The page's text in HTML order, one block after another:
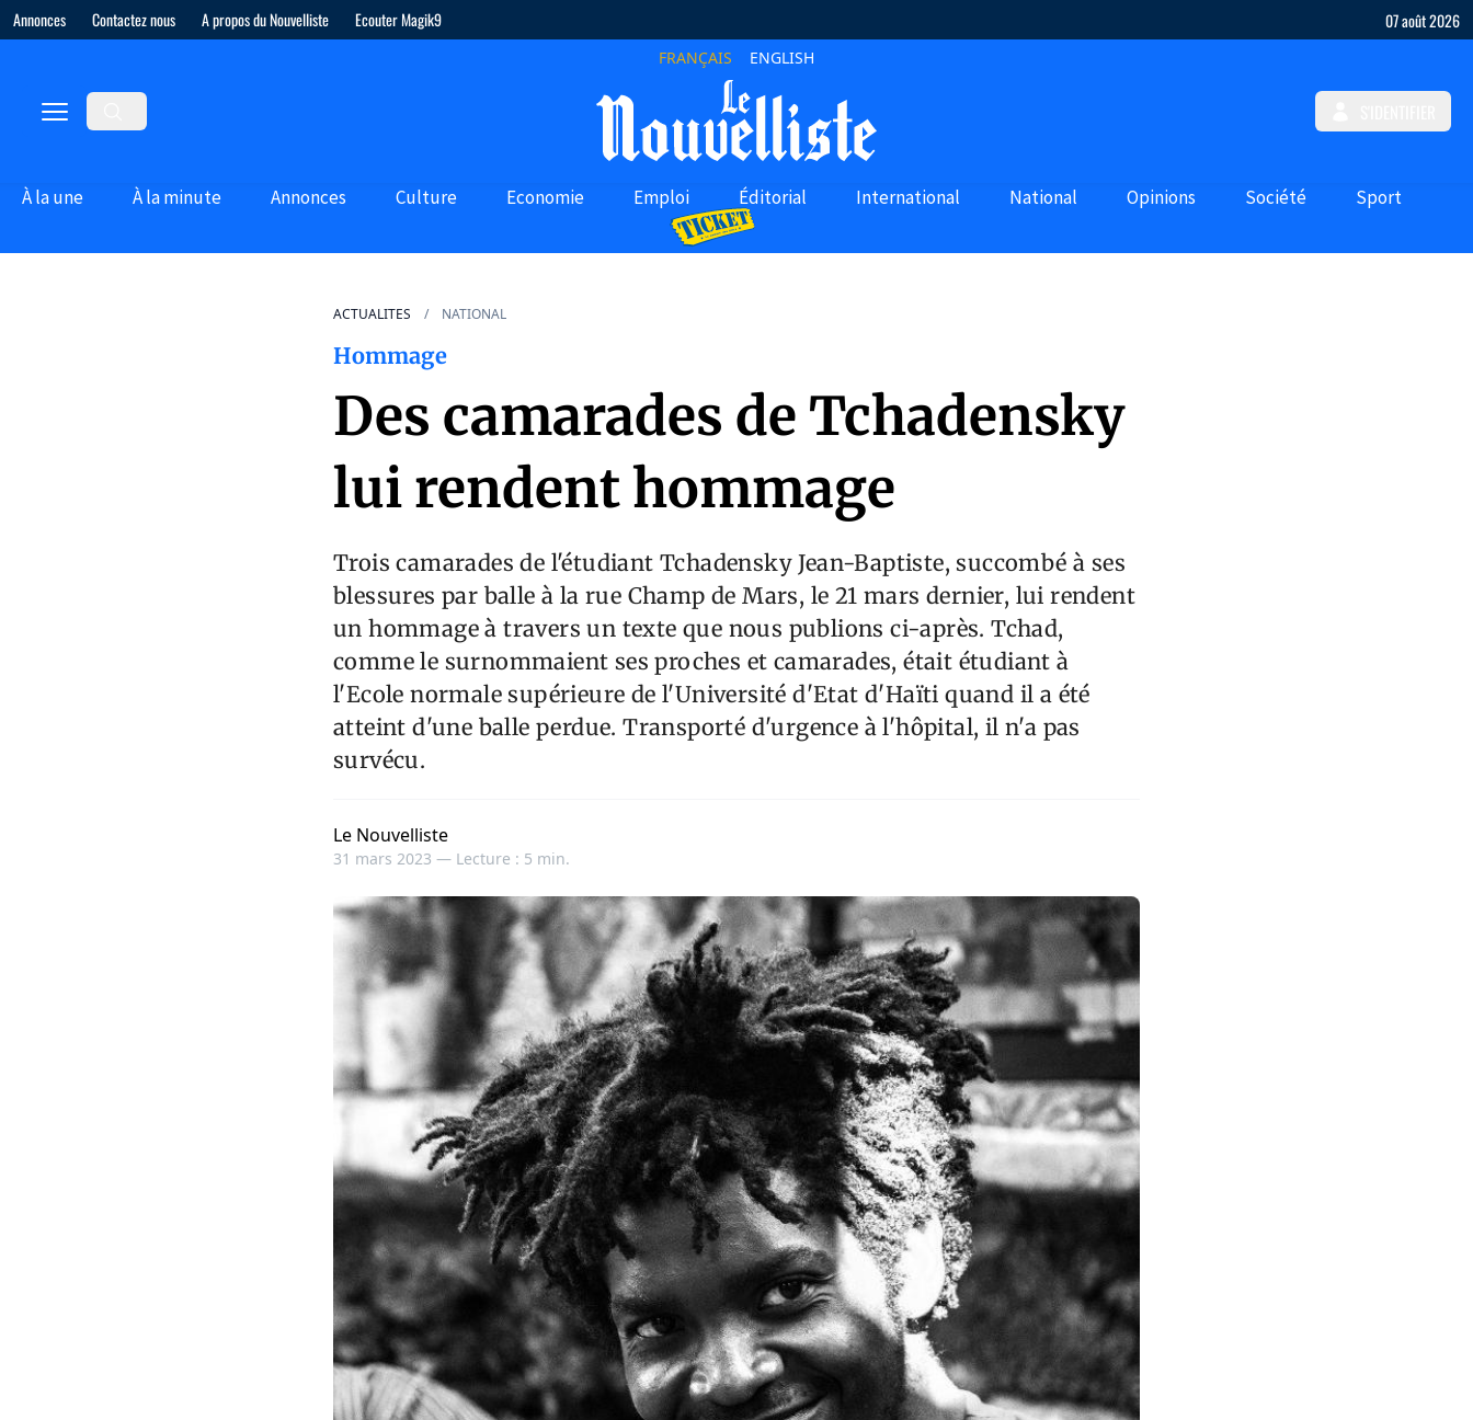
Annonces Contactez nous A propos du Nouvelliste Ecouter Magik9 07 août 2026
FRANÇAIS ENGLISH
À la une À la minute Annonces Culture Economie Emploi Éditorial International National Opinions Société Sport
ACTUALITES NATIONAL
Hommage
Des camarades de Tchadensky
lui rendent hommage
Trois camarades de l'étudiant Tchadensky Jean-Baptiste, succombé à ses
blessures par balle à la rue Champ de Mars, le 21 mars dernier, lui rendent
un hommage à travers un texte que nous publions ci-après. Tchad,
comme le surnommaient ses proches et camarades, était étudiant à
l'Ecole normale supérieure de l'Université d'Etat d'Haïti quand il a été
atteint d'une balle perdue. Transporté d'urgence à l'hôpital, il n'a pas
survécu.
Le Nouvelliste
31 mars 2023 — Lecture : 5 min.